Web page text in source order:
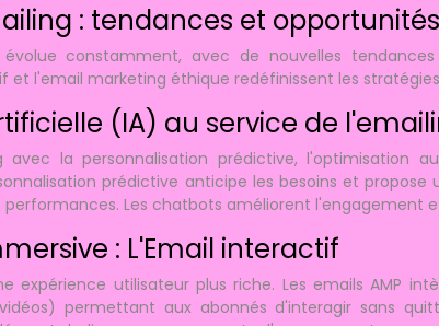
: tendances et opportunités
constamment, avec de nouvelles
et l'email marketing éthique redéfinissent les
(IA) au service de
avec la personnalisation prédictive, l'optimisation
prédictive anticipe les besoins et propose
Les chatbots améliorent l'engagement
: L'Email interactif
expérience utilisateur plus riche. Les emails AMP
permettant aux abonnés d'interagir sans